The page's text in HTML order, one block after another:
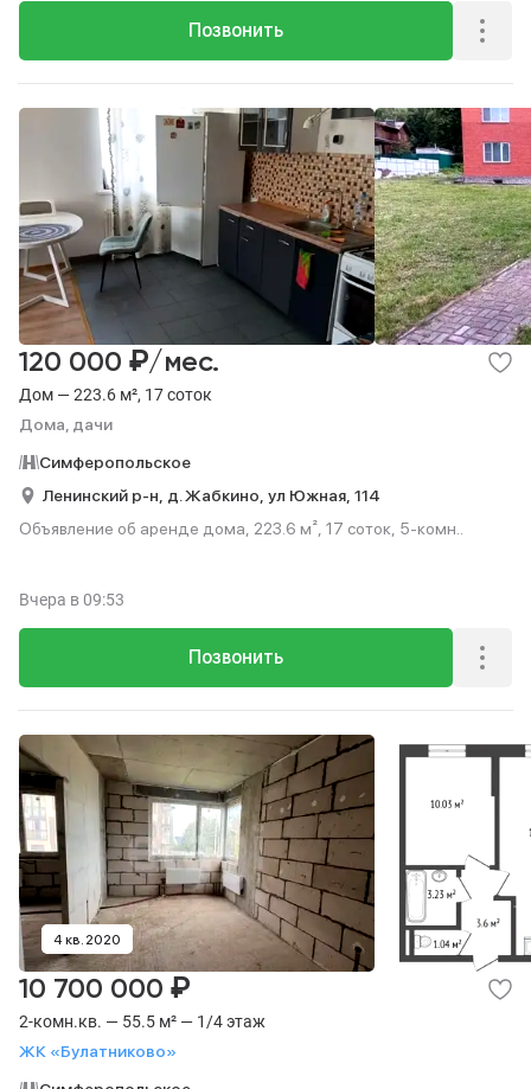
Позвонить
Дом — 223.6 м², 17 соток
Дома, дачи
120 000 ₽/мес.
Симферопольское
Ленинский р-н, д. Жабкино, ул Южная, 114
Объявление об аренде дома, 223.6 м², 17 соток, 5-комн..
Позвонить
Вчера в 09:53
4 кв. 2020
2-комн.кв. — 55.5 м² — 1/4 этаж
ЖК «Булатниково»
10 700 000 ₽